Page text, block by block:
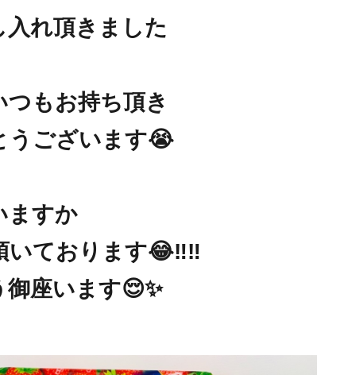
入れ頂きました
つもお持ち頂き
うございます😭
ますか
いております😂‼️‼️
座います😌✨